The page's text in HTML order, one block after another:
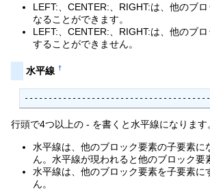
LEFT:、CENTER:、RIGHT:は、他のブ
なることができます。
LEFT:、CENTER:、RIGHT:は、他のブ
することができません。
水平線 †
行頭で4つ以上の - を書くと水平線になります
水平線は、他のブロック要素の子要素に
ん。水平線が現われると他のブロック要
水平線は、他のブロック要素を子要素に
ん。